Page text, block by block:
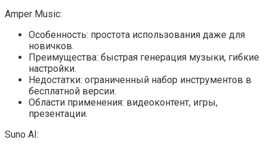
Amper Music:
Особенность: простота использования даже для
новичков.
Преимущества: быстрая генерация музыки, гибкие
настройки.
Недостатки: ограниченный набор инструментов в
бесплатной версии.
Области применения: видеоконтент, игры,
презентации.
Suno AI: